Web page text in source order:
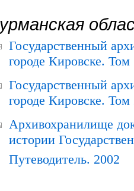
Государственный
городе Кировске.
Государственный
городе Кировске.
Архивохранилище
истории
Путеводитель. 2002